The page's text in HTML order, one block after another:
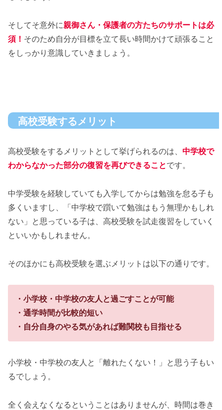
そしてそ意外に親御さん・保護者の方たちのサポートは必
須！ そのため自分が目標を立て長い時間かけて頑張ること
をしっかり意識していきましょう。
高校受験するメリット
高校受験をするメリットとして挙げられるのは、 中学校で
わからなかった部分の復習を再びできることです。
中学受験を経験していても入学してからは勉強を怠る子も
多くいますし、「中学校で躓いて勉強はもう無理かもしれ
ない」と思っている子は、高校受験を試走復習をしていく
といいかもしれません。
そのほかにも高校受験を選ぶメリットは以下の通りです。
・小学校・中学校の友人と過ごすことが可能
・通学時間が比較的短い
・自分自身のやる気があれば難関校も目指せる
小学校・中学校の友人と「離れたくない！」と思う子もい
るでしょう。
全く会えなくなるということはありませんが、時間は巻き